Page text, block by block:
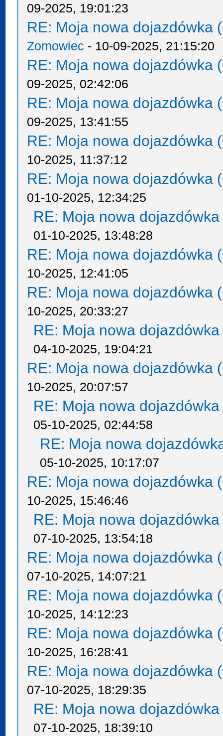
09-2025, 19:01:23
RE: Moja nowa dojazdówka
Zomowiec - 10-09-2025, 21:15:20
RE: Moja nowa dojazdówka
09-2025, 02:42:06
RE: Moja nowa dojazdówka
09-2025, 13:41:55
RE: Moja nowa dojazdówka
10-2025, 11:37:12
RE: Moja nowa dojazdówka
01-10-2025, 12:34:25
RE: Moja nowa
01-10-2025, 13:48:28
RE: Moja nowa dojazdówka
10-2025, 12:41:05
RE: Moja nowa dojazdówka
10-2025, 20:33:27
RE: Moja nowa
04-10-2025, 19:04:21
RE: Moja nowa dojazdówka
10-2025, 20:07:57
RE: Moja nowa
05-10-2025, 02:44:58
RE: Moja nowa
05-10-2025, 10:17:07
RE: Moja nowa dojazdówka
10-2025, 15:46:46
RE: Moja nowa
07-10-2025, 13:54:18
RE: Moja nowa dojazdówka
07-10-2025, 14:07:21
RE: Moja nowa dojazdówka
10-2025, 14:12:23
RE: Moja nowa dojazdówka
10-2025, 16:28:41
RE: Moja nowa dojazdówka
07-10-2025, 18:29:35
RE: Moja nowa
07-10-2025, 18:39:10